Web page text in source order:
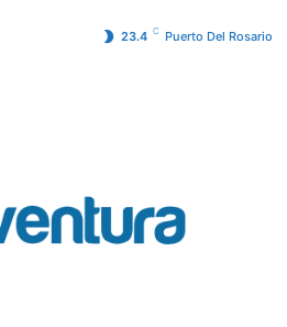
23.4 C Puerto Del Rosario